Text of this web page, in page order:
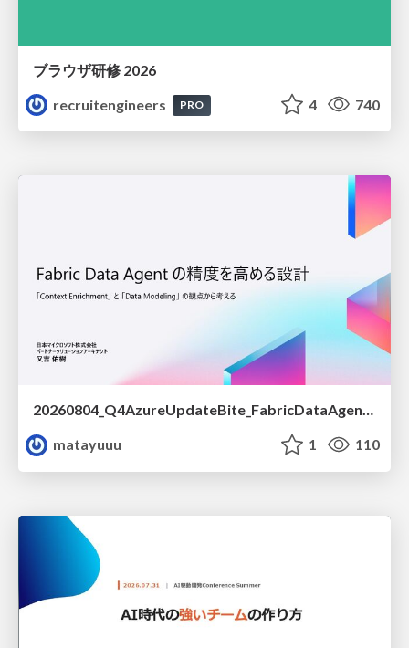
ブラウザ研修 2026
recruitengineers
PRO 4 740
20260804_Q4AzureUpdateBite_FabricDataAgentの精度を高める設計.pdf
matayuuu
1 110